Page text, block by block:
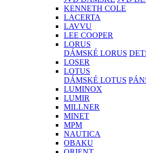
KENNETH COLE
LACERTA
LAVVU
LEE COOPER
LORUS
DÁMSKÉ LORUS
LOSER
LOTUS
DÁMSKÉ LOTUS
LUMINOX
LUMIR
MILLNER
MINET
MPM
NAUTICA
OBAKU